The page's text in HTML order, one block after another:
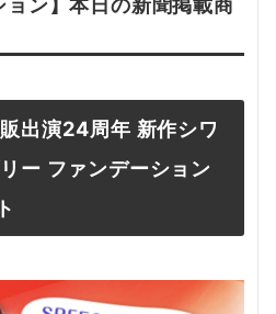
出演24周年 新作シワ
ー ファンデーション